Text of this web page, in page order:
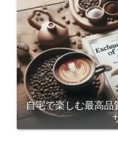
自宅で楽しむ最高品